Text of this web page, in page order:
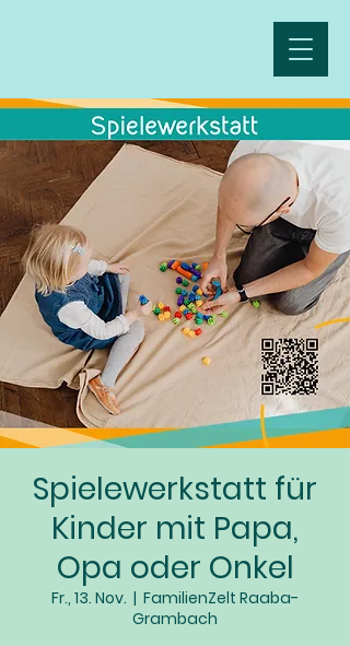
Spielewerkstatt für
Kinder mit Papa,
Opa oder Onkel
Fr., 13. Nov.
  |
FamilienZelt Raaba-
Grambach